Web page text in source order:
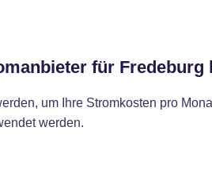
für Fredeburg
um Ihre Stromkosten pro
werden.